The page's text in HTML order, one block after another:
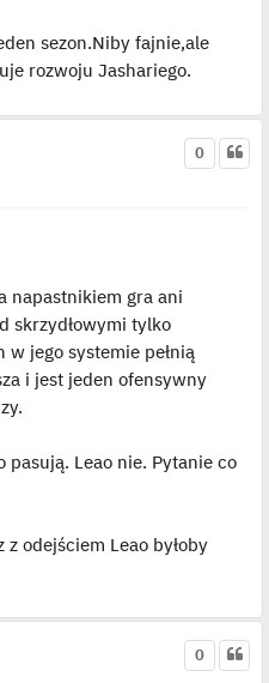
sezon.Niby fajnie,ale
rozwoju Jashariego.
0
napastnikiem gra ani
skrzydłowymi tylko
w jego systemie pełnią
i jest jeden ofensywny
Leao nie. Pytanie co
odejściem Leao byłoby
0